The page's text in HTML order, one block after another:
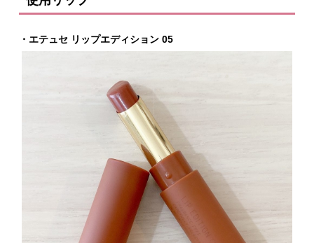
・エテュセ リップエディション 05